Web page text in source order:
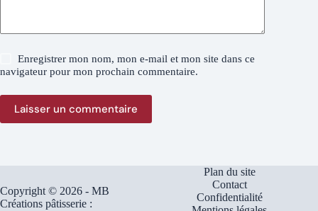
Enregistrer mon nom, mon e-mail et mon site dans ce
navigateur pour mon prochain commentaire.
Laisser un commentaire
Copyright © 2026 - MB
Créations pâtisserie :
Plan du site
Contact
Confidentialité